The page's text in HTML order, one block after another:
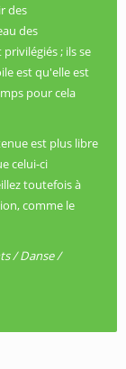
des
des
; ils se
est qu'elle est
pour cela
est plus libre
celui-ci
toutefois à
comme le
/ Danse /